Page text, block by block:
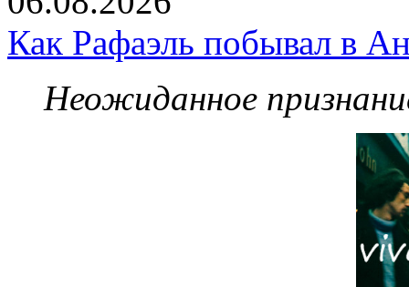
Как Рафаэль побывал в
Неожиданное